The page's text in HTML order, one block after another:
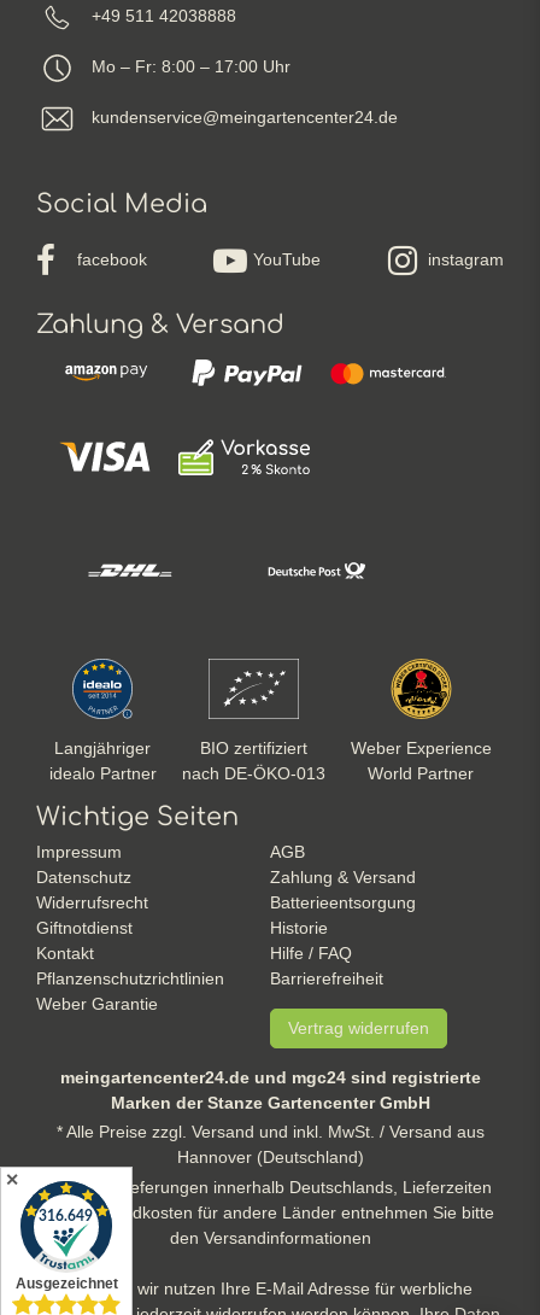
+49 511 42038888
Mo – Fr: 8:00 – 17:00 Uhr
kundenservice@meingartencenter24.de
Social Media
facebook YouTube instagram
Zahlung & Versand
Langjähriger
idealo Partner
BIO zertifiziert
nach DE-ÖKO-013
Weber Experience
World Partner
Wichtige Seiten
Impressum
AGB
Datenschutz
Zahlung & Versand
Widerrufsrecht
Batterieentsorgung
Giftnotdienst
Historie
Kontakt
Hilfe / FAQ
Pflanzenschutzrichtlinien
Barrierefreiheit
Weber Garantie
Vertrag widerrufen
meingartencenter24.de und mgc24 sind registrierte
Marken der Stanze Gartencenter GmbH
* Alle Preise zzgl. Versand und inkl. MwSt. / Versand aus
Hannover (Deutschland)
** gilt für Lieferungen innerhalb Deutschlands, Lieferzeiten
und Versandkosten für andere Länder entnehmen Sie bitte
den Versandinformationen
Hinweis: wir nutzen Ihre E-Mail Adresse für werbliche
✕